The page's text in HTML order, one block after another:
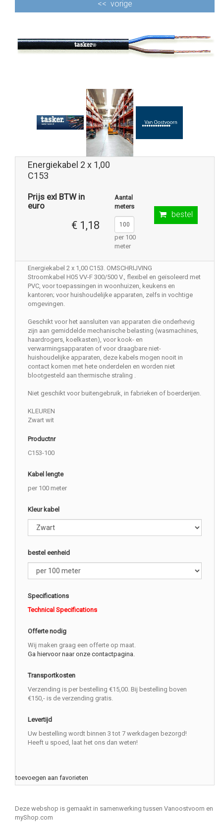
<< vorige
Energiekabel 2 x 1,00
C153
Prijs exl BTW in
euro
€ 1,18
Aantal
meters
per 100
meter
bestel
Energiekabel 2 x 1,00 C153. OMSCHRIJVING
Stroomkabel H05 VV-F 300/500 V., flexibel en geïsoleerd met
PVC, voor toepassingen in woonhuizen, keukens en
kantoren; voor huishoudelijke apparaten, zelfs in vochtige
omgevingen.
Geschikt voor het aansluiten van apparaten die onderhevig
zijn aan gemiddelde mechanische belasting (wasmachines,
haardrogers, koelkasten), voor kook- en
verwarmingsapparaten of voor draagbare niet-
huishoudelijke apparaten, deze kabels mogen nooit in
contact komen met hete onderdelen en worden niet
blootgesteld aan thermische straling .
Niet geschikt voor buitengebruik, in fabrieken of boerderijen.
KLEUREN
Zwart wit
Productnr
C153-100
Kabel lengte
per 100 meter
Kleur kabel
bestel eenheid
Specifications
Technical Specifications
Offerte nodig
Wij maken graag een offerte op maat.
Ga hiervoor naar onze contactpagina.
Transportkosten
Verzending is per bestelling €15,00. Bij bestelling boven
€150,- is de verzending gratis.
Levertijd
Uw bestelling wordt binnen 3 tot 7 werkdagen bezorgd!
Heeft u spoed, laat het ons dan weten!
toevoegen aan favorieten
Deze webshop is gemaakt in samenwerking tussen Vanoostvoorn en
myShop.com